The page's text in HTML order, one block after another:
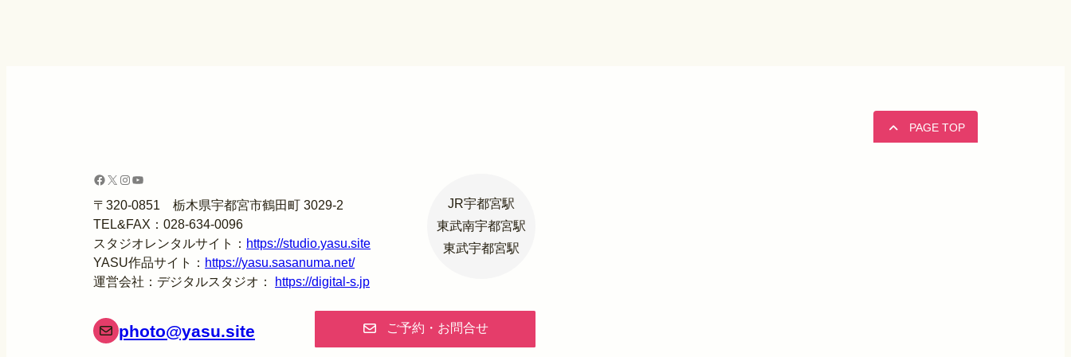
PAGE TOP
Facebook X Instagram YouTube
〒320-0851 栃木県宇都宮市鶴田町 3029-2
TEL&FAX：028-634-0096
スタジオレンタルサイト： https://studio.yasu.site
YASU作品サイト： https://yasu.sasanuma.net/
運営会社：デジタルスタジオ：
https://digital-s.jp
JR宇都宮駅
東武南宇都宮駅
東武宇都宮駅
photo@yasu.site ご予約・お問合せ